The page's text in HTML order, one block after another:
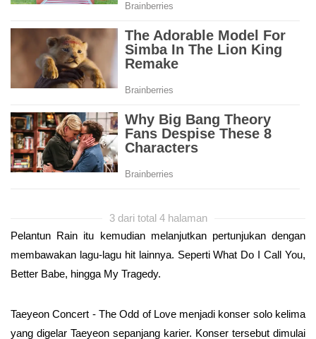
3 dari total 4 halaman
Pelantun Rain itu kemudian melanjutkan pertunjukan dengan
membawakan lagu-lagu hit lainnya. Seperti What Do I Call You,
Better Babe, hingga My Tragedy.
Taeyeon Concert - The Odd of Love menjadi konser solo kelima
yang digelar Taeyeon sepanjang karier. Konser tersebut dimulai